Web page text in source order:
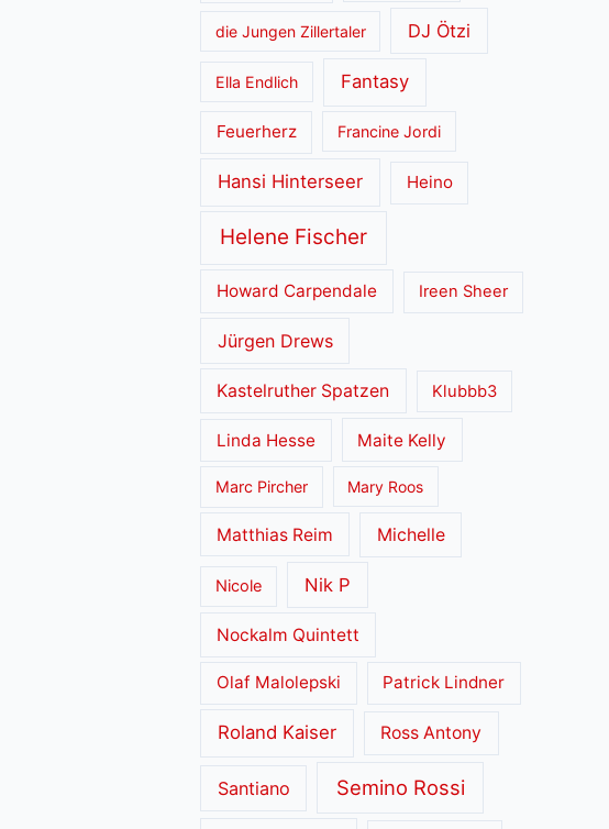
die Jungen Zillertaler DJ Ötzi
Ella Endlich Fantasy
Feuerherz Francine Jordi
Hansi Hinterseer Heino
Helene Fischer
Howard Carpendale Ireen Sheer
Jürgen Drews
Kastelruther Spatzen Klubbb3
Linda Hesse Maite Kelly
Marc Pircher Mary Roos
Matthias Reim Michelle
Nicole Nik P
Nockalm Quintett
Olaf Malolepski Patrick Lindner
Roland Kaiser Ross Antony
Santiano Semino Rossi